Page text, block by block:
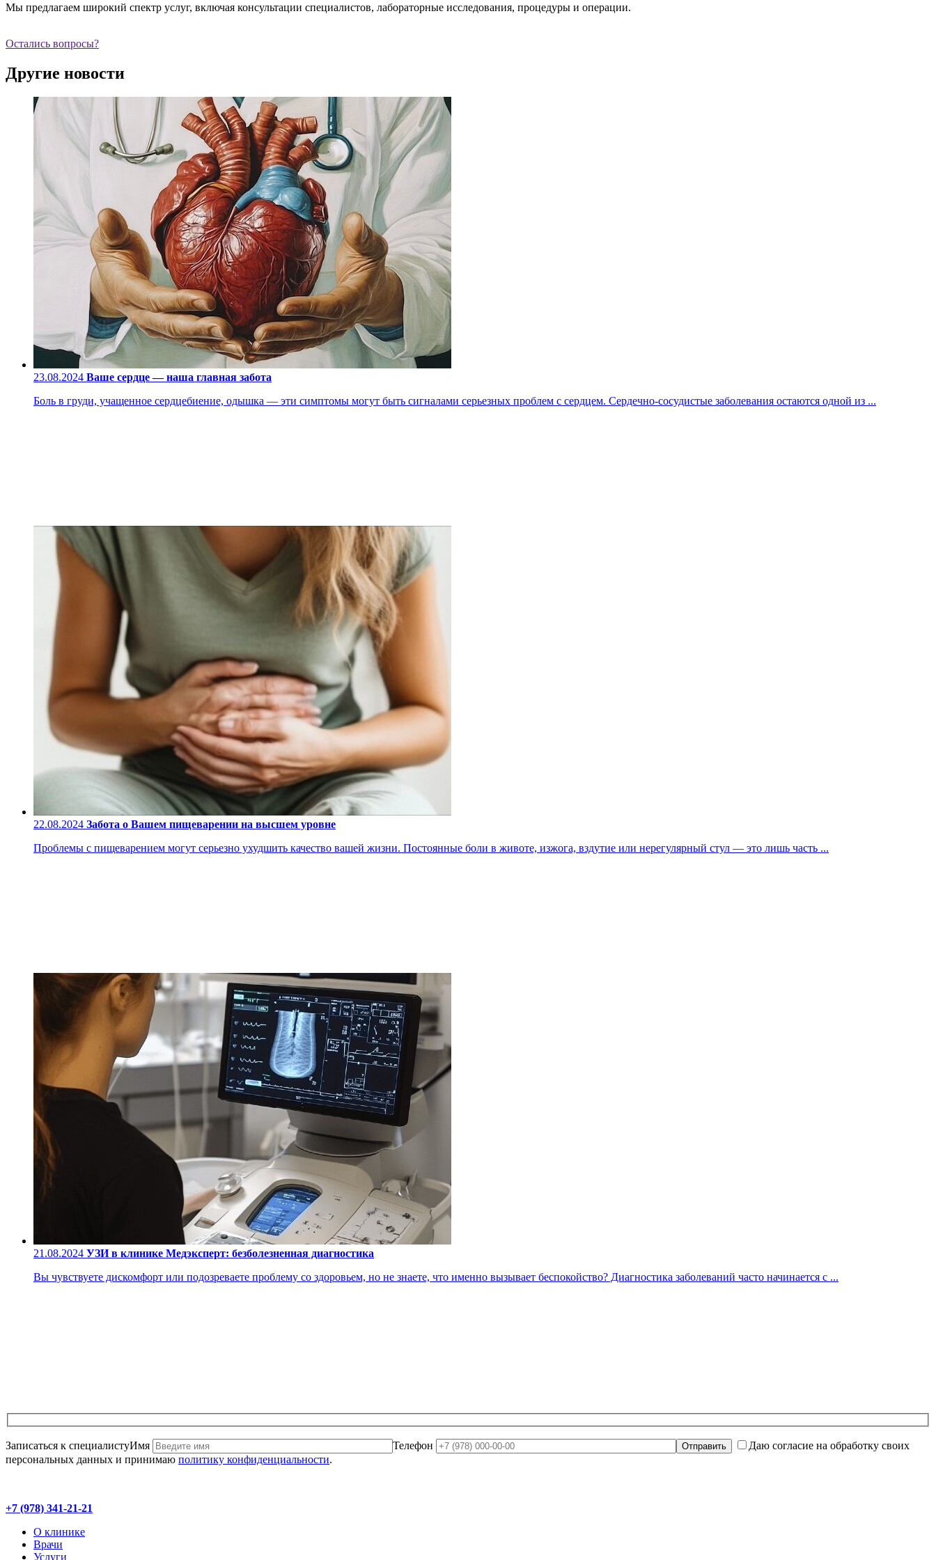
Мы предлагаем широкий спектр услуг, включая консультации специалистов, лабораторные исследования, процедуры и операции.
Остались вопросы?
Другие новости
23.08.2024 Ваше сердце — наша главная забота
Боль в груди, учащенное сердцебиение, одышка — эти симптомы могут быть сигналами серьезных проблем с сердцем. Сердечно-сосудистые заболевания остаются одной из ...
22.08.2024 Забота о Вашем пищеварении на высшем уровне
Проблемы с пищеварением могут серьезно ухудшить качество вашей жизни. Постоянные боли в животе, изжога, вздутие или нерегулярный стул — это лишь часть ...
21.08.2024 УЗИ в клинике Медэксперт: безболезненная диагностика
Вы чувствуете дискомфорт или подозреваете проблему со здоровьем, но не знаете, что именно вызывает беспокойство? Диагностика заболеваний часто начинается с ...
Записаться к специалистуИмя Телефон
Даю согласие на обработку своих
персональных данных и принимаю политику конфиденциальности.
+7 (978) 341-21-21
О клинике
Врачи
Услуги